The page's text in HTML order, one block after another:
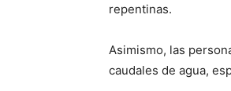
repentinas.
Asimismo, las
caudales de agua,